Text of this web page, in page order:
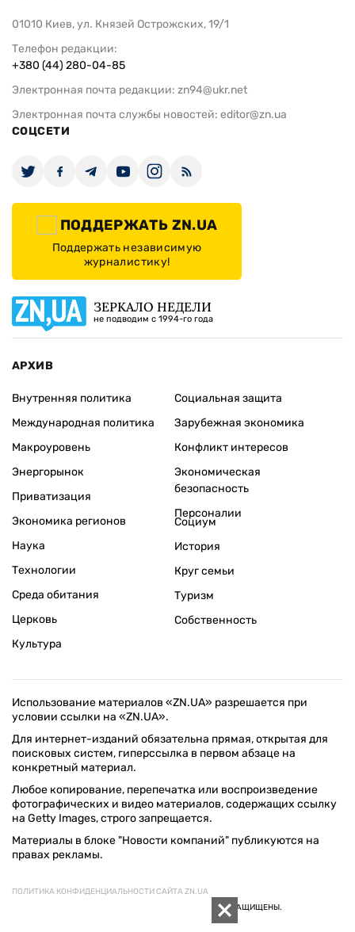
01010 Киев, ул. Князей Острожских, 19/1
Телефон редакции:
+380 (44) 280-04-85
Электронная почта редакции: zn94@ukr.net
Электронная почта службы новостей: editor@zn.ua
СОЦСЕТИ
ПОДДЕРЖАТЬ ZN.UA
Поддержать независимую
журналистику!
ЗЕРКАЛО НЕДЕЛИ
не подводим с 1994-го года
АРХИВ
Внутренняя политика
Международная политика
Макроуровень
Энергорынок
Приватизация
Экономика регионов
Социальная защита
Зарубежная экономика
Конфликт интересов
Экономическая
безопасность
Персоналии
Наука
Технологии
Среда обитания
Церковь
Культура
Социум
История
Круг семьи
Туризм
Собственность
Использование материалов «ZN.UA» разрешается при
условии ссылки на «ZN.UA».
Для интернет-изданий обязательна прямая, открытая для
поисковых систем, гиперссылка в первом абзаце на
конкретный материал.
Любое копирование, перепечатка или воспроизведение
фотографических и видео материалов, содержащих ссылку
на Getty Images, строго запрещается.
Материалы в блоке "Новости компаний" публикуются на
правах рекламы.
ПОЛИТИКА КОНФИДЕНЦИАЛЬНОСТИ САЙТА ZN.UA
© 1994–2026 «ЗЕРКАЛО НЕДЕЛИ. УКРАИНА». ВСЕ ПРАВА ЗАЩИЩЕНЫ.